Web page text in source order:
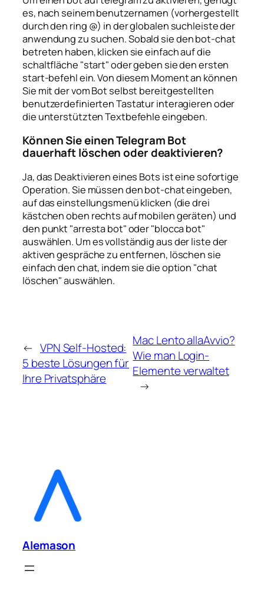
es, nach seinem benutzernamen (vorhergestellt
durch den ring @) in der globalen suchleiste der
anwendung zu suchen. Sobald sie den bot-chat
betreten haben, klicken sie einfach auf die
schaltfläche "start" oder geben sie den ersten
start-befehl ein. Von diesem Moment an können
Sie mit der vom Bot selbst bereitgestellten
benutzerdefinierten Tastatur interagieren oder
die unterstützten Textbefehle eingeben.
Können Sie einen Telegram Bot
dauerhaft löschen oder deaktivieren?
Ja, das Deaktivieren eines Bots ist eine sofortige
Operation. Sie müssen den bot-chat eingeben,
auf das einstellungsmenü klicken (die drei
kästchen oben rechts auf mobilen geräten) und
den punkt "arresta bot" oder "blocca bot"
auswählen. Um es vollständig aus der liste der
aktiven gespräche zu entfernen, löschen sie
einfach den chat, indem sie die option "chat
löschen" auswählen.
← VPN Self-Hosted:
5 beste Lösungen für
Ihre Privatsphäre
Mac Lento allaAvvio?
Wie man Login-
Elemente verwaltet
→
Alemason